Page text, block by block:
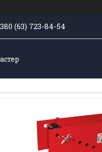
(63) 723-84-54